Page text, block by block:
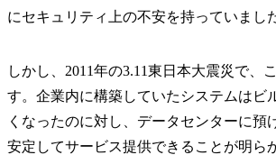
にセキュリティ上の不安を持っていまし
しかし、2011年の3.11東日本大震災で、
す。企業内に構築していたシステムはビ
くなったのに対し、データセンターに預
安定してサービス提供できることが明ら